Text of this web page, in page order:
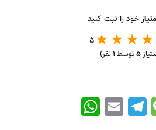
خود را ثبت کنید
5
5توسط1نفر)
WhatsApp EmailTelegram